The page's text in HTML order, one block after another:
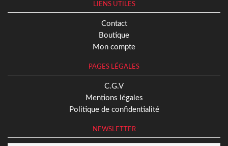
LIENS UTILES
Contact
Boutique
Mon compte
PAGES LÉGALES
C.G.V
Mentions légales
Politique de confidentialité
NEWSLETTER